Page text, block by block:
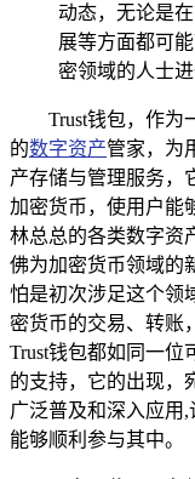
动态，无论是
展等方面都可
密领域的人士进
Trust钱包，作为
的数字资产管家，为
产存储与管理服务，
加密货币，使用户能
林总总的各类数字资
佛为加密货币领域的
怕是初次涉足这个领
密货币的交易、转账
Trust钱包都如同一位
的支持，它的出现，
广泛普及和深入应用
能够顺利参与其中。